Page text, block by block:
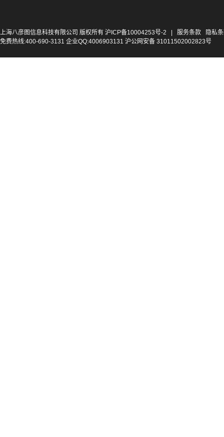
上海八彦图信息科技有限公司 版权所有 沪ICP备10004253号-2 服务条款
隐私
免费热线:400-690-3131 企业QQ:4006903131 沪公网安备 31011502002823号